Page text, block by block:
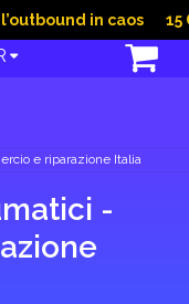
in caos 15
e riparazione Italia
-